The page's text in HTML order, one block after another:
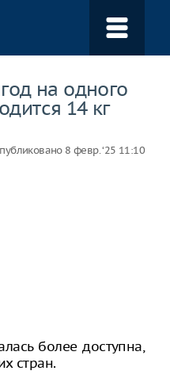
на одного
14 кг
8 февр. ‘25 11:10
более доступна,
стран.